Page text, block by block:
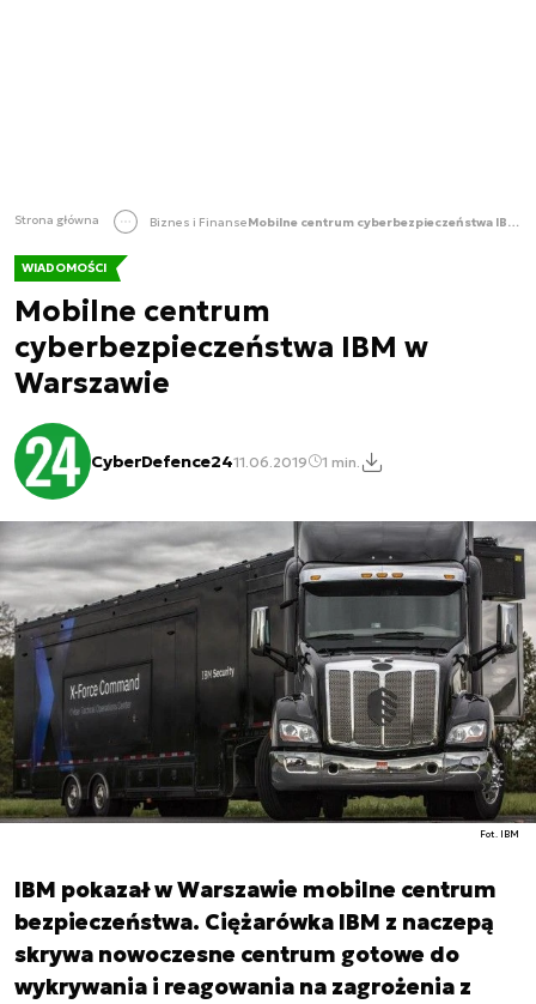
Strona główna Biznes i Finanse Mobilne centrum cyberbezpieczeństwa IBM w Warszawie
WIADOMOŚCI
Mobilne centrum
cyberbezpieczeństwa IBM w
Warszawie
CyberDefence2411.06.2019 1 min.
Fot. IBM
IBM pokazał w Warszawie mobilne centrum
bezpieczeństwa. Ciężarówka IBM z naczepą
skrywa nowoczesne centrum gotowe do
wykrywania i reagowania na zagrożenia z